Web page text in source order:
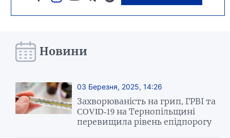
Новини
03 Березня, 2025, 14:26
Захворюваність на грип, ГРВІ та
COVID-19 на Тернопільщині
перевищила рівень епідпорогу